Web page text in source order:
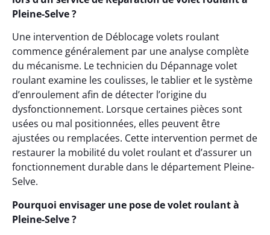
Pleine-Selve ?
Une intervention de Déblocage volets roulant
commence généralement par une analyse complète
du mécanisme. Le technicien du Dépannage volet
roulant examine les coulisses, le tablier et le système
d’enroulement afin de détecter l’origine du
dysfonctionnement. Lorsque certaines pièces sont
usées ou mal positionnées, elles peuvent être
ajustées ou remplacées. Cette intervention permet de
restaurer la mobilité du volet roulant et d’assurer un
fonctionnement durable dans le département Pleine-
Selve.
Pourquoi envisager une pose de volet roulant à
Pleine-Selve ?